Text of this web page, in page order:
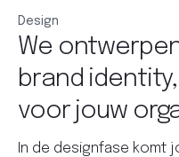
Design
We
brand
voor jouw
In de designfase komt